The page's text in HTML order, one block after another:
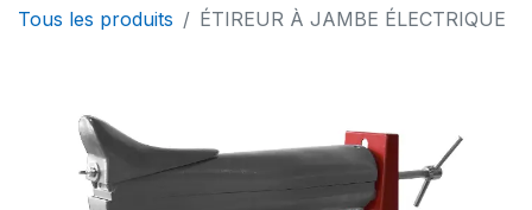
Tous les produits ÉTIREUR À JAMBE ÉLECTRIQUE